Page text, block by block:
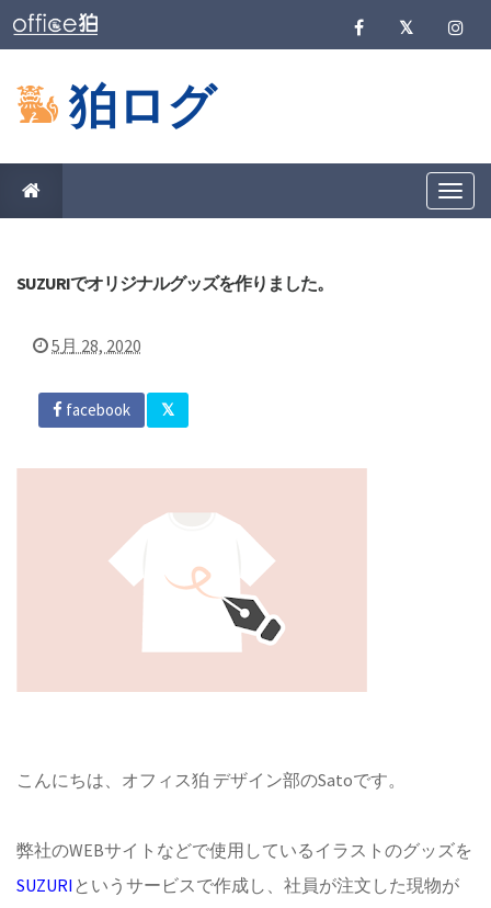
狛ログ
T
o
g
SUZURIでオリジナルグッズを作りました。
5月 28, 2020
facebook
こんにちは、オフィス狛 デザイン部のSatoです。
弊社のWEBサイトなどで使用しているイラストのグッズを
SUZURI というサービスで作成し、社員が注文した現物が